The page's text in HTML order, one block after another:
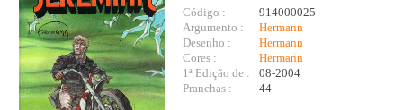
Código :
914000025
Argumento :
Hermann
Desenho :
Hermann
Cores :
Hermann
1ª Edição de :
08-2004
Pranchas :
44